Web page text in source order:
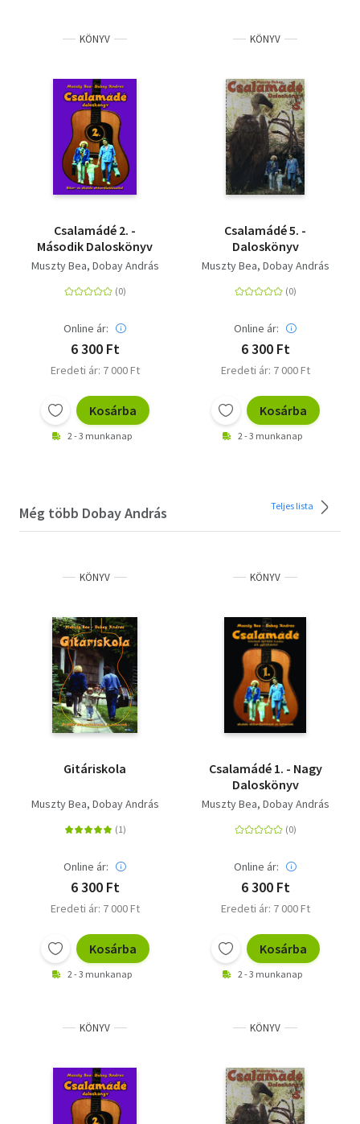
KÖNYV
Csalamádé 2. -
Második Daloskönyv
Muszty Bea Dobay András
Online ár:
6 300 Ft
Eredeti ár: 7 000 Ft
Kosárba
2 - 3 munkanap
KÖNYV
Csalamádé 5. -
Daloskönyv
Muszty Bea Dobay András
Online ár:
6 300 Ft
Eredeti ár: 7 000 Ft
Kosárba
2 - 3 munkanap
Még több Dobay András Teljes lista
KÖNYV
Gitáriskola
Muszty Bea Dobay András
Online ár:
6 300 Ft
Eredeti ár: 7 000 Ft
Kosárba
2 - 3 munkanap
KÖNYV
Csalamádé 1. - Nagy
Daloskönyv
Muszty Bea Dobay András
Online ár:
6 300 Ft
Eredeti ár: 7 000 Ft
Kosárba
2 - 3 munkanap
KÖNYV KÖNYV